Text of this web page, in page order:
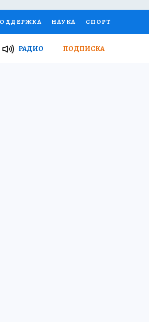
НАУКА СПОРТ
Я ЗНАЮ СЕМЬЯ
РАДИО ПОДПИСКА